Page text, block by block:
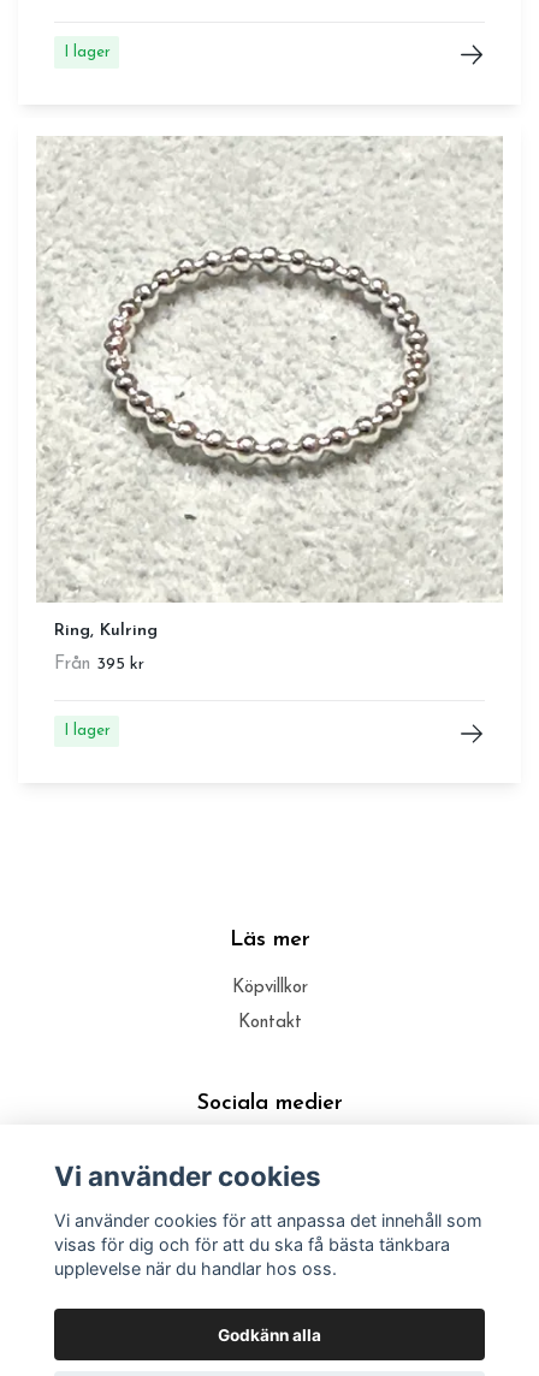
I lager
Ring, Kulring
Från 395 kr
I lager
Läs mer
Köpvillkor
Kontakt
Sociala medier
Vi använder cookies
Vi använder cookies för att anpassa det innehåll som
visas för dig och för att du ska få bästa tänkbara
upplevelse när du handlar hos oss.
Godkänn alla